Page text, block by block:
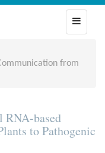
Toggle
from
RNA-based
to Pathogenic